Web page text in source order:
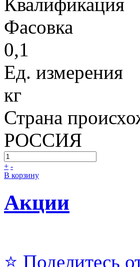
Фасовка
0,1
Ед. измерения
кг
Страна
РОССИЯ
+ -
В корзину
Акции
⭐ Поделитесь